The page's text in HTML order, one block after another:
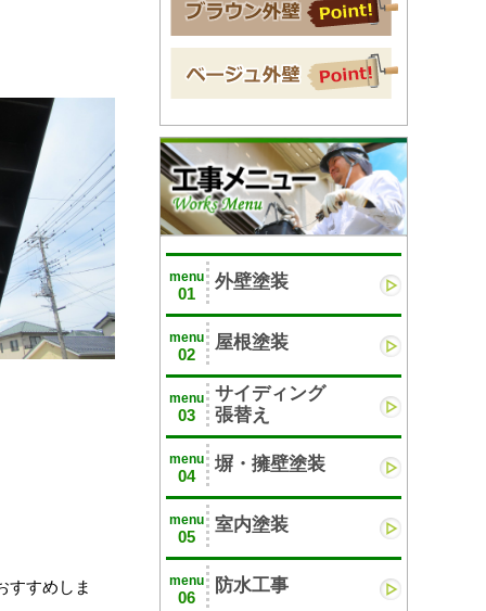
すすめしま
menu
01
外壁塗装
menu
02
屋根塗装
menu
03
サイディング
張替え
menu
04
塀・擁壁塗装
menu
05
室内塗装
menu
06
防水工事